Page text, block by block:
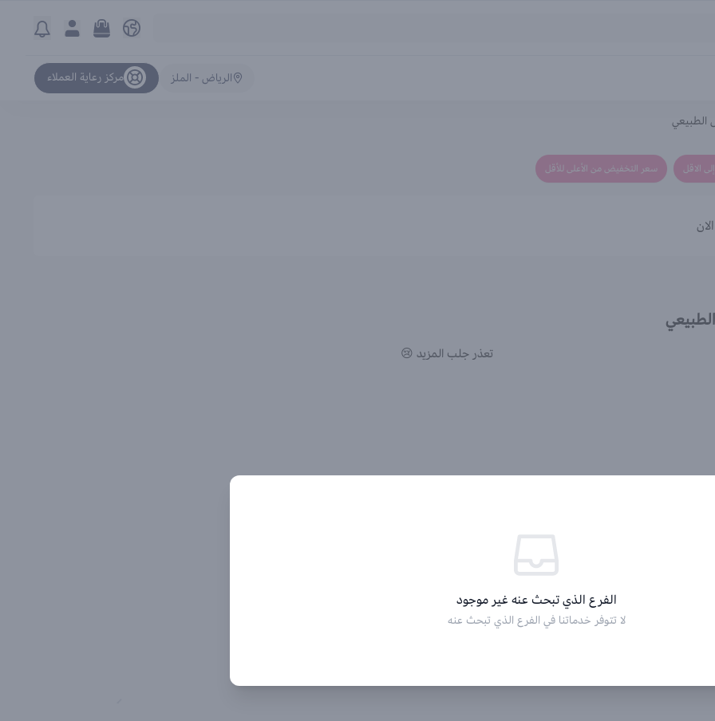
الرياض - الملز مركز رعاية العملاء
الطبيعي
الاقل سعر التخفيض من الأعلى للأقل
تعذر جلب المزيد 😢
الفرع الذي تبحث عنه غير موجود
لا تتوفر خدماتنا في الفرع الذي تبحث عنه